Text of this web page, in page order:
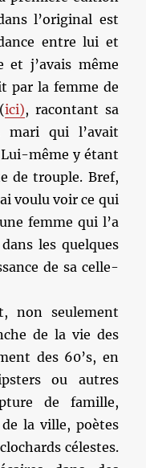
l’original est
entre lui et
et j’avais même
par la femme de
ici), racontant sa
mari qui l’avait
Lui-même y étant
de trouple. Bref,
voulu voir ce qui
femme qui l’a
les quelques
de sa celle-
non seulement
de la vie des
des 60’s, en
ou autres
de famille,
la ville, poètes
célestes.